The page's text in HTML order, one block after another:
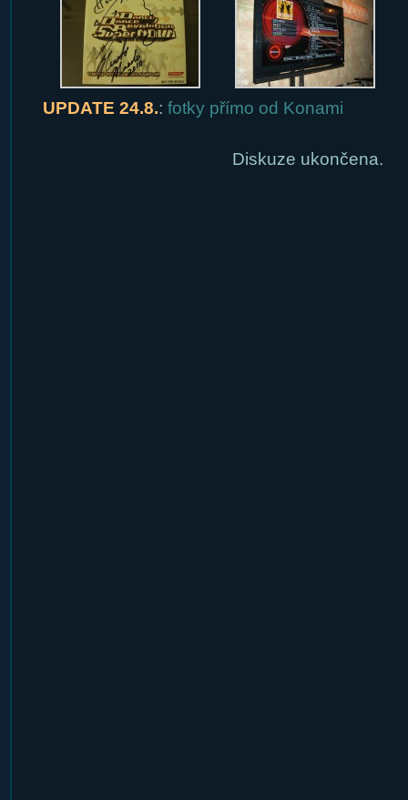
UPDATE 24.8.: fotky přímo od Konami
Diskuze ukončena.